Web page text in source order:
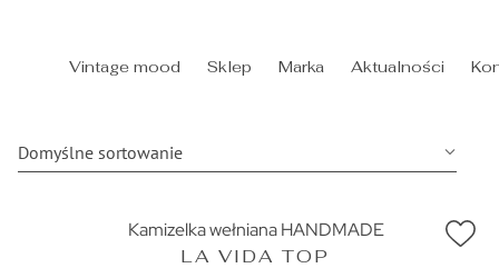
Vintage mood Sklep Marka Aktualności
HANDMADE
Kamizelka wełniana HANDMADE
LA VIDA TOP